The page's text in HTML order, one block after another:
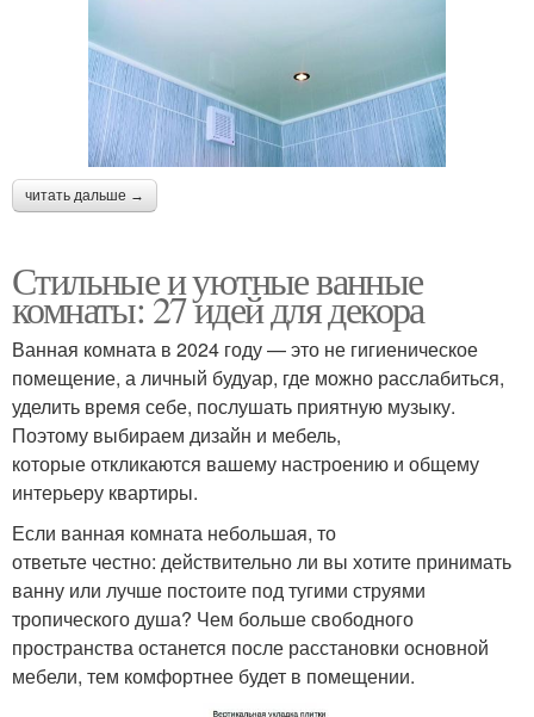
читать дальше →
Стильные и уютные ванные
комнаты: 27 идей для декора
Ванная комната в 2024 году — это не гигиеническое
помещение, а личный будуар, где можно расслабиться,
уделить время себе, послушать приятную музыку.
Поэтому выбираем дизайн и мебель,
которые откликаются вашему настроению и общему
интерьеру квартиры.
Если ванная комната небольшая, то
ответьте честно: действительно ли вы хотите принимать
ванну или лучше постоите под тугими струями
тропического душа? Чем больше свободного
пространства останется после расстановки основной
мебели, тем комфортнее будет в помещении.